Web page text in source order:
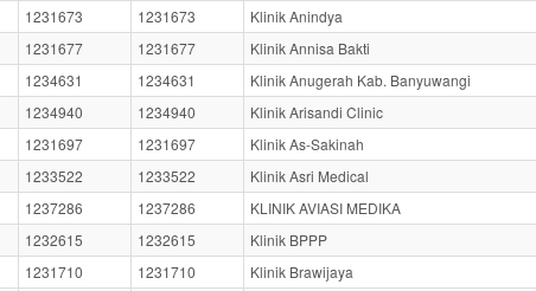
1231673 1231673
Klinik Anindya
1231677 1231677
Klinik Annisa Bakti
1234631 1234631
Klinik Anugerah Kab. Banyuwangi
1234940 1234940
Klinik Arisandi Clinic
1231697 1231697
Klinik As-Sakinah
1233522 1233522
Klinik Asri Medical
1237286 1237286
KLINIK AVIASI MEDIKA
1232615 1232615
Klinik BPPP
1231710 1231710
Klinik Brawijaya